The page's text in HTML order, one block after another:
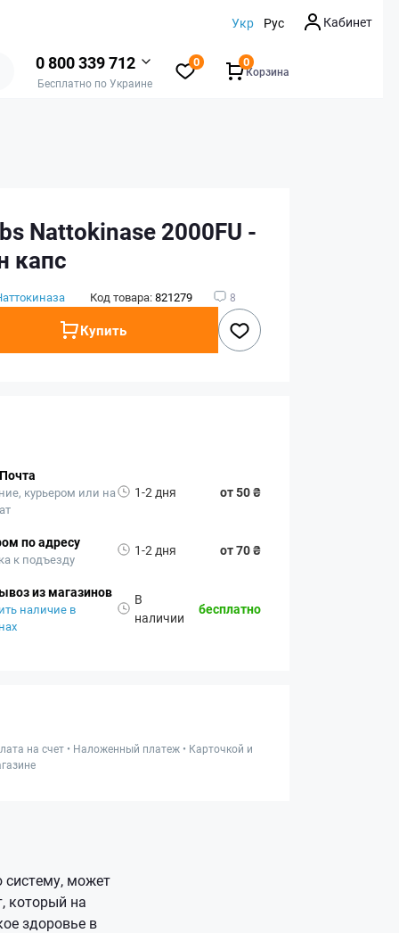
Укр Рус Кабинет
0 800 339 712
Бесплатно по Украине
0
Корзина
0
Nattokinase 2000FU -
капс
Код товара:821279 8
Купить
курьером или на
1-2 дня от 50 ₴
по адресу
к подъезду
1-2 дня от 70 ₴
из магазинов
наличие в
В
наличии
бесплатно
на счет • Наложенный платеж • Карточкой и
может
который на
здоровье в